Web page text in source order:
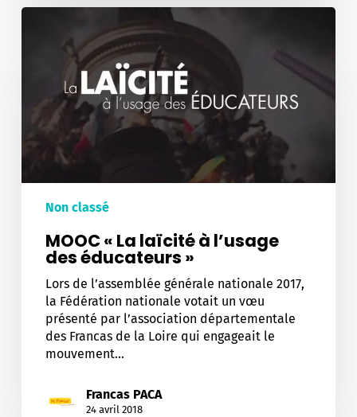
MOOC
l’usage
éducateurs
Non classé
MOOC « La laïcité à l’usage
des éducateurs »
Lors de l’assemblée générale nationale 2017,
la Fédération nationale votait un vœu
présenté par l’association départementale
des Francas de la Loire qui engageait le
mouvement…
Francas PACA
24 avril 2018